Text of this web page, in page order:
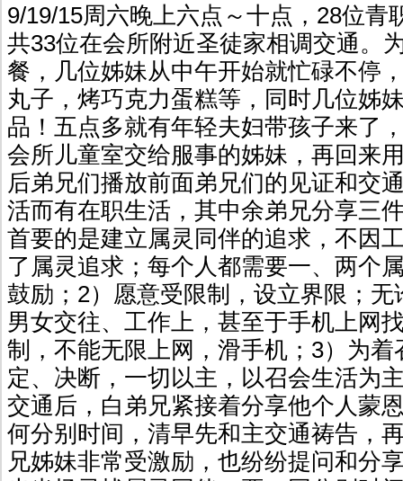
9/19/15周六晚上六点～十点，28位青
共33位在会所附近圣徒家相调交通。
餐，几位姊妹从中午开始就忙碌不停
丸子，烤巧克力蛋糕等，同时几位姊
品！五点多就有年轻夫妇带孩子来了
会所儿童室交给服事的姊妹，再回来
后弟兄们播放前面弟兄们的见证和交
活而有在职生活，其中余弟兄分享三
首要的是建立属灵同伴的追求，不因
了属灵追求；每个人都需要一、两个
鼓励；2）愿意受限制，设立界限；
男女交往、工作上，甚至于手机上网
制，不能无限上网，滑手机；3）为
定、决断，一切以主，以召会生活为
交通后，白弟兄紧接着分享他个人蒙
何分别时间，清早先和主交通祷告，
兄姊妹非常受激励，也纷纷提问和分